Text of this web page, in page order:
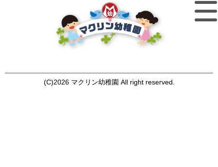
(C)2026 マクリン幼稚園 All right reserved.